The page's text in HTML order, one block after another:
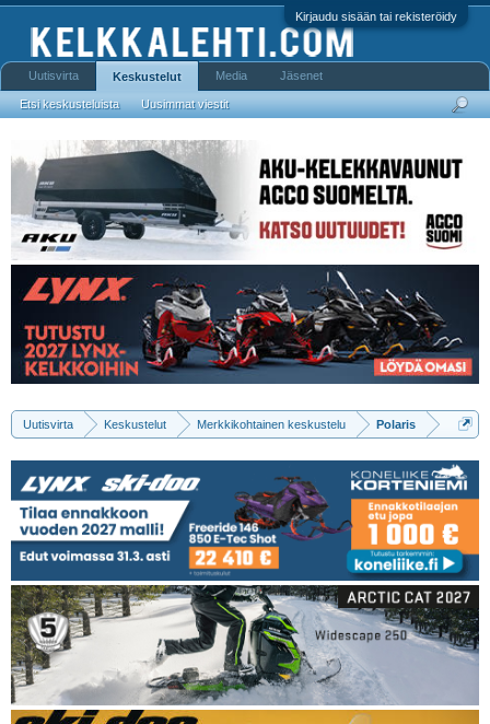
Kirjaudu sisään tai rekisteröidy
Uutisvirta Keskustelut Merkkikohtainen keskustelu Polaris
Uutisvirta Keskustelut
Etsi keskusteluista Uusimmat viestit
Media Jäsenet